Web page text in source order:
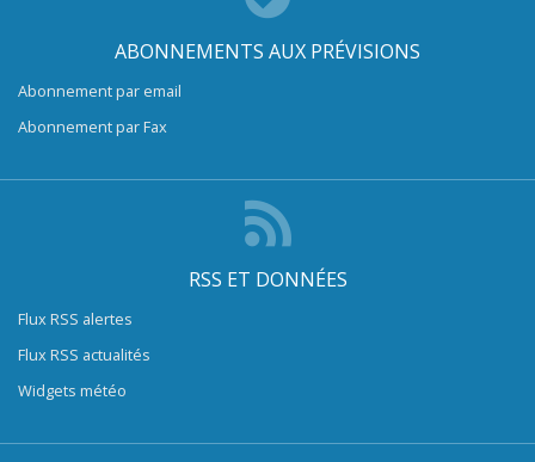
ABONNEMENTS AUX PRÉVISIONS
Abonnement par email
Abonnement par Fax
RSS ET DONNÉES
Flux RSS alertes
Flux RSS actualités
Widgets météo